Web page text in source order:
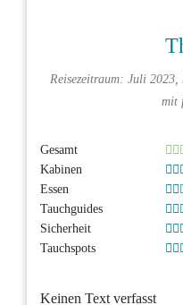
Reisezeitraum: Juli
mit
Gesamt
Kabinen
Essen
Tauchguides
Sicherheit
Tauchspots
Keinen Text verfasst